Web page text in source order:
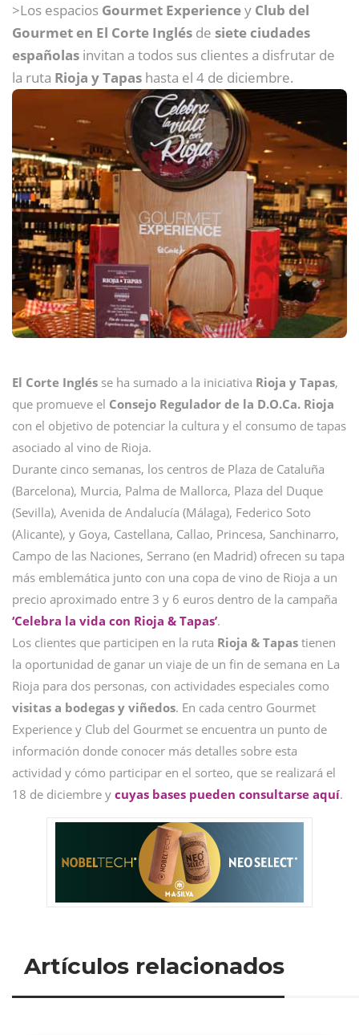
>Los espacios Gourmet Experiencey Club del
Gourmet en El Corte Inglés de siete ciudades
españolas invitan a todos sus clientes a disfrutar de
la ruta Rioja y Tapas hasta el 4 de diciembre.
El Corte Inglés se ha sumado a la iniciativa Rioja y Tapas,
que promueve el Consejo Regulador de la D.O.Ca. Rioja
con el objetivo de potenciar la cultura y el consumo de tapas
asociado al vino de Rioja.
Durante cinco semanas, los centros de Plaza de Cataluña
(Barcelona), Murcia, Palma de Mallorca, Plaza del Duque
(Sevilla), Avenida de Andalucía (Málaga), Federico Soto
(Alicante), y Goya, Castellana, Callao, Princesa, Sanchinarro,
Campo de las Naciones, Serrano (en Madrid) ofrecen su tapa
más emblemática junto con una copa de vino de Rioja a un
precio aproximado entre 3 y 6 euros dentro de la campaña
‘Celebra la vida con Rioja & Tapas’.
Los clientes que participen en la ruta Rioja & Tapas tienen
la oportunidad de ganar un viaje de un fin de semana en La
Rioja para dos personas, con actividades especiales como
visitas a bodegas y viñedos. En cada centro Gourmet
Experience y Club del Gourmet se encuentra un punto de
información donde conocer más detalles sobre esta
actividad y cómo participar en el sorteo, que se realizará el
18 de diciembre y cuyas bases pueden consultarse aquí.
Artículos relacionados